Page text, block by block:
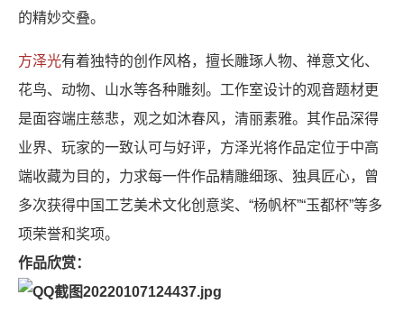
的精妙交叠。
方泽光有着独特的创作风格，擅长雕琢人物、禅意文化、
花鸟、动物、山水等各种雕刻。工作室设计的观音题材更
是面容端庄慈悲，观之如沐春风，清丽素雅。其作品深得
业界、玩家的一致认可与好评，方泽光将作品定位于中高
端收藏为目的，力求每一件作品精雕细琢、独具匠心，曾
多次获得中国工艺美术文化创意奖、“杨帆杯”“玉都杯”等多
项荣誉和奖项。
作品欣赏：